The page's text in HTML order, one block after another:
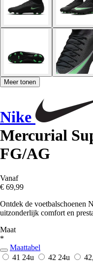
Meer tonen
Nike
Mercurial
FG/AG
Vanaf
€ 69,99
Ontdek de voetbalschoenen
uitzonderlijk comfort en
Maat
*
Maattabel
41 24u 42 24u